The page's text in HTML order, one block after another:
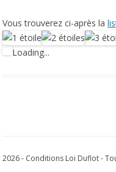
Vous trouverez ci-après la
Loading...
2026 - Conditions Loi Duflot -